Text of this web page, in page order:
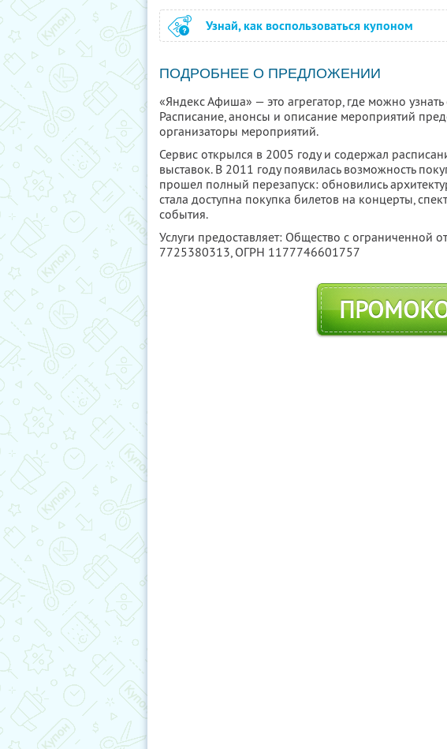
Узнай, как воспользоваться купоном
ПОДРОБНЕЕ О ПРЕДЛОЖЕНИИ
«Яндекс Афиша» — это агрегатор, где можно
Расписание, анонсы и описание мероприятий
организаторы мероприятий.
Сервис открылся в 2005 году и содержал
выставок. В 2011 году появилась возможность
прошел полный перезапуск: обновились
стала доступна покупка билетов на концерты,
события.
Услуги предоставляет: Общество с ограниченной
7725380313, ОГРН 1177746601757